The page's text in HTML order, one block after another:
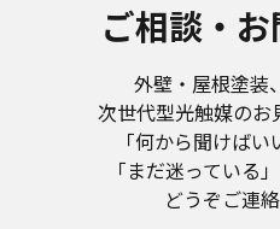
ご相談・
外壁・屋根塗装
次世代型光触媒のお
「何から聞けばい
「まだ迷っている
どうぞご連